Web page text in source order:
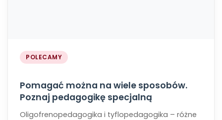
POLECAMY
Pomagać można na wiele sposobów.
Poznaj pedagogikę specjalną
Oligofrenopedagogika i tyflopedagogika – różne